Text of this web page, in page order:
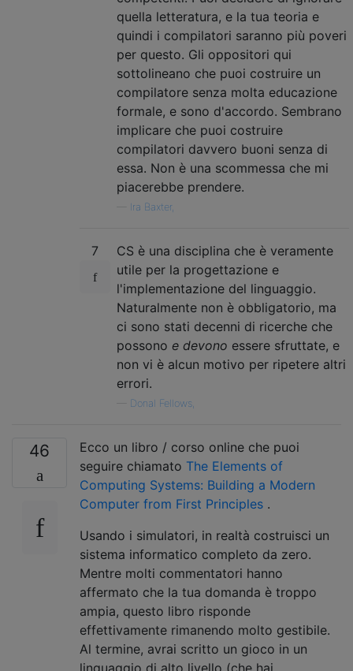
quella letteratura, e la tua teoria e
quindi i compilatori saranno più poveri
per questo. Gli oppositori qui
sottolineano che puoi costruire un
compilatore senza molta educazione
formale, e sono d'accordo. Sembrano
implicare che puoi costruire
compilatori davvero buoni senza di
essa. Non è una scommessa che mi
piacerebbe prendere.
Ira Baxter,
7
CS è una disciplina che è veramente
utile per la progettazione e
l'implementazione del linguaggio.
Naturalmente non è obbligatorio, ma
ci sono stati decenni di ricerche che
possono e devono essere sfruttate, e
non vi è alcun motivo per ripetere altri
errori.
Donal Fellows,
46
Ecco un libro / corso online che puoi
seguire chiamato The Elements of
Computing Systems: Building a Modern
Computer from First Principles .
Usando i simulatori, in realtà costruisci un
sistema informatico completo da zero.
Mentre molti commentatori hanno
affermato che la tua domanda è troppo
ampia, questo libro risponde
effettivamente rimanendo molto gestibile.
Al termine, avrai scritto un gioco in un
linguaggio di alto livello (che hai